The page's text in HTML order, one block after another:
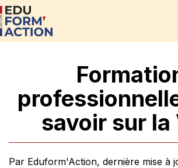
savoir sur la
Par Eduform'Action, dernière mise à